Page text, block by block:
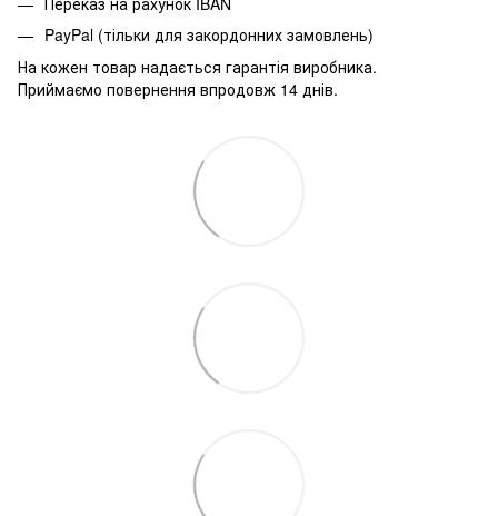
PayPal (тільки для закордонних замовлень)
На кожен товар надається гарантія виробника.
Приймаємо повернення впродовж 14 днів.